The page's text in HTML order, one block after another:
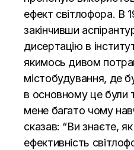
ефект світлофора. В
закінчивши
дисертацію в
якимось дивом
містобудування, де
в основному це були
мене багато чому
сказав: “Ви знаєте,
ефективність